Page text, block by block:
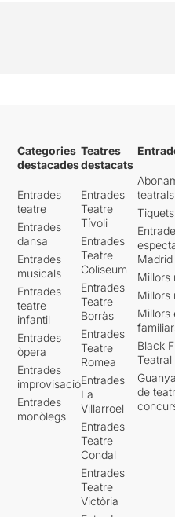
Categories
destacades
Entrades
teatre
Entrades
dansa
Entrades
musicals
Entrades
teatre
infantil
Entrades
òpera
Entrades
improvisació
Entrades
monòlegs
Teatres
destacats
Entrades
Teatre
Tívoli
Entrades
Teatre
Coliseum
Entrades
Teatre
Borràs
Entrades
Teatre
Romea
Entrades
La
Villarroel
Entrades
Teatre
Condal
Entrades
Teatre
Victòria
teatrals
Madrid
Millors
Millors
Millors
Black
Teatral
de